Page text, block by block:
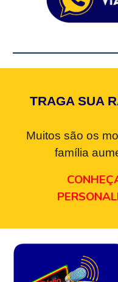
TRAGA SUA
Muitos são os
família